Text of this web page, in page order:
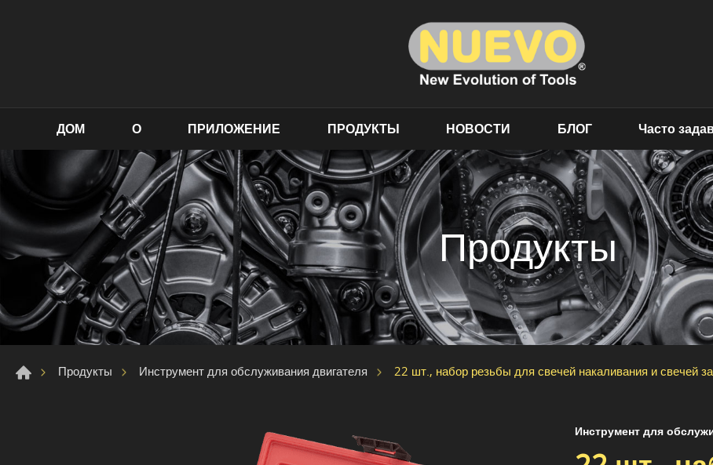
ДОМ О ПРИЛОЖЕНИЕ ПРОДУКТЫ НОВОСТИ БЛОГ Часто
Продукты
Продукты Инструмент для обслуживания двигателя 22 шт., набор резьбы для свечей накаливания и свечей
Инструмент для